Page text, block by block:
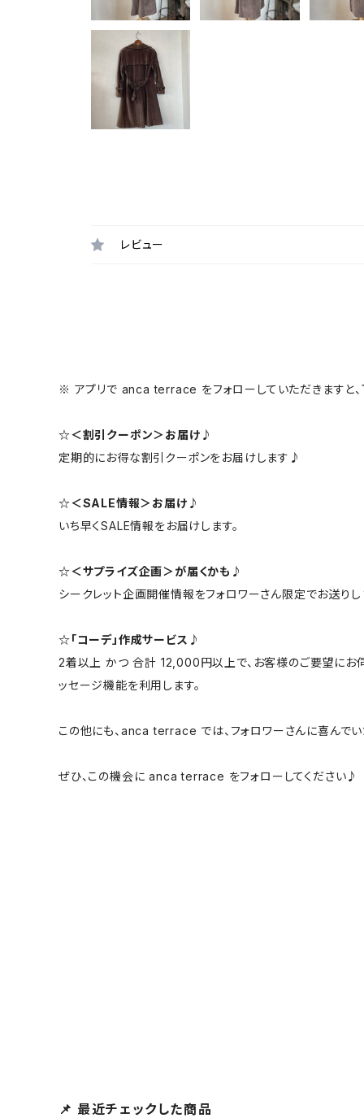
レビュー
※ アプリで anca terrace をフォローしていただきますと
☆＜割引クーポン＞お届け♪
定期的にお得な割引クーポンをお届けします♪
☆＜SALE情報＞お届け♪
いち早くSALE情報をお届けします。
☆＜サプライズ企画＞が届くかも♪
シークレット企画開催情報をフォロワーさん限定でお送り
☆「コーデ」作成サービス♪
2着以上 かつ 合計 12,000円以上で、お客様のご要望にお
ッセージ機能を利用します。
この他にも、anca terrace では、フォロワーさんに喜んで
ぜひ、この機会に anca terrace をフォローしてください♪
📌 最近チェックした商品